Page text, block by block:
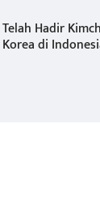
Telah Hadir
Korea di